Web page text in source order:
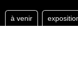
à venir